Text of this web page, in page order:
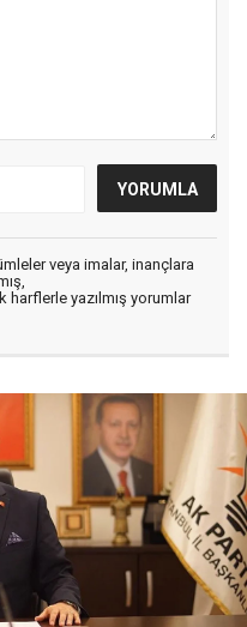
veya imalar, inançlara
harflerle yazılmış yorumlar